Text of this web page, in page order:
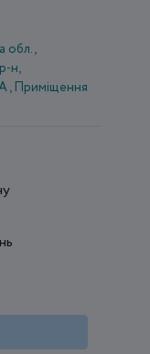
обл.,
н,
, Приміщення